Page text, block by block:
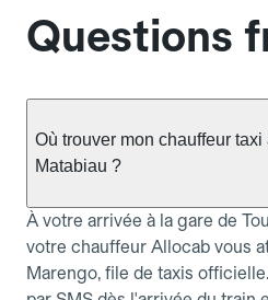
Questions
Où trouver mon chauffeur
Matabiau ?
À votre arrivée à la gare de
votre chauffeur Allocab vous
Marengo, file de taxis